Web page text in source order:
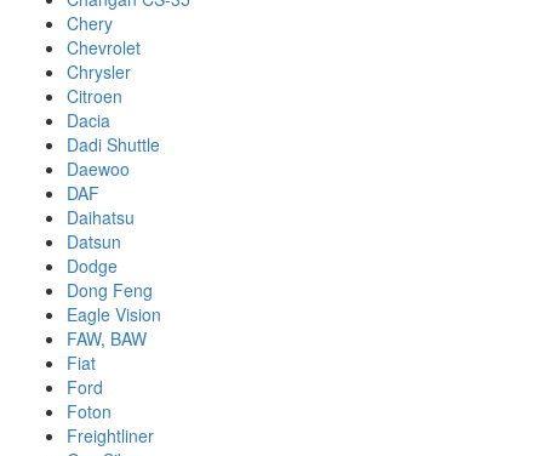
Chery
Chevrolet
Chrysler
Citroen
Dacia
Dadi Shuttle
Daewoo
DAF
Daihatsu
Datsun
Dodge
Dong Feng
Eagle Vision
FAW, BAW
Fiat
Ford
Foton
Freightliner